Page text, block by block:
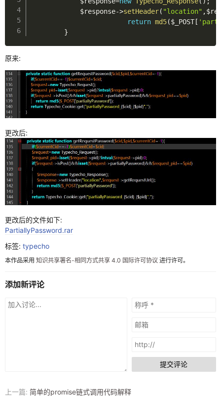
selenium
es6语法
汇编
linux
docker入门
渗透
xdebug
IDA
$response->setHeader( "location" ,
return md5($_POST[
}
原来:
更改后:
更改后的文件如下:
PartiallyPassword.rar
标签: typecho
本作品采用 知识共享署名-相同方式共享 4.0 国际许可协议 进行许可。
添加新评论
提交评论
上一篇: 简单的promise链式调用代码解释